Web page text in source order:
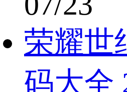
荣耀世
码大全